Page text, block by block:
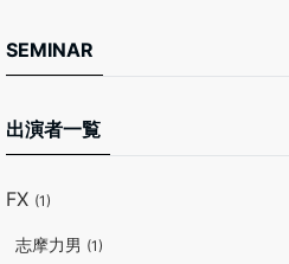
SEMINAR
出演者一覧
FX (1)
志摩力男 (1)